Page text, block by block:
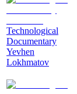
Technological
Documentary
Yevhen
Lokhmatov